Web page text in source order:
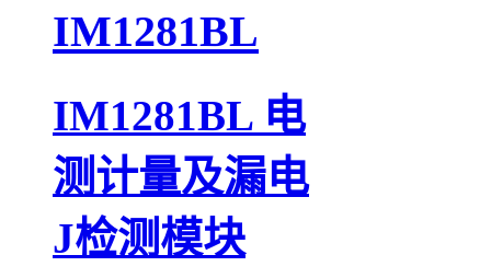
IM1281BL
IM1281BL 电
测计量及漏电
J检测模块